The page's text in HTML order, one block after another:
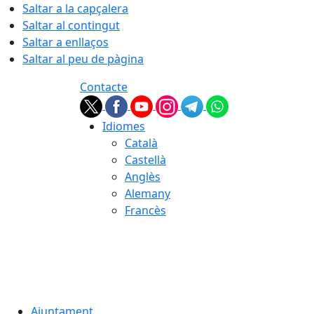
Saltar a la capçalera
Saltar al contingut
Saltar a enllaços
Saltar al peu de pàgina
Contacte
Idiomes
Català
Castellà
Anglès
Alemany
Francès